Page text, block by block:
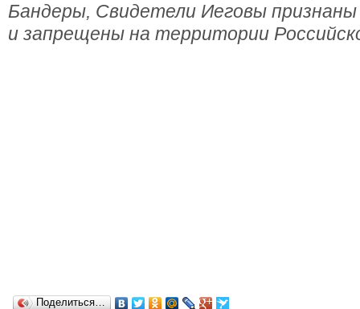
Бандеры, Свидетели Иеговы
и запрещены на территории
Поделиться…